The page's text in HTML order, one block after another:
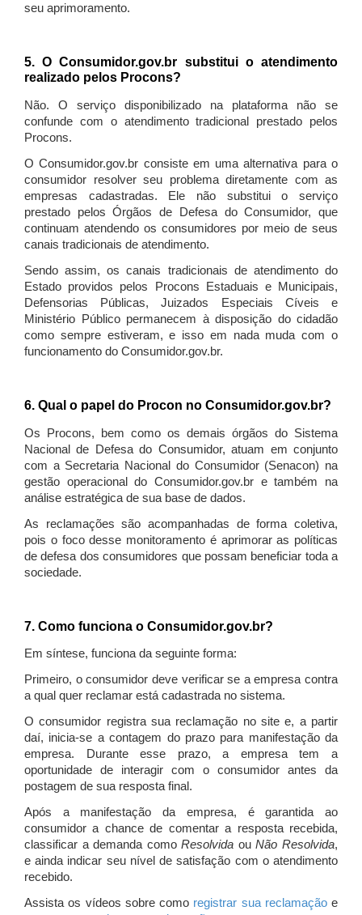
seu aprimoramento.
5. O Consumidor.gov.br substitui o atendimento
realizado pelos Procons?
Não. O serviço disponibilizado na plataforma não se
confunde com o atendimento tradicional prestado pelos
Procons.
O Consumidor.gov.br consiste em uma alternativa para o
consumidor resolver seu problema diretamente com as
empresas cadastradas. Ele não substitui o serviço
prestado pelos Órgãos de Defesa do Consumidor, que
continuam atendendo os consumidores por meio de seus
canais tradicionais de atendimento.
Sendo assim, os canais tradicionais de atendimento do
Estado providos pelos Procons Estaduais e Municipais,
Defensorias Públicas, Juizados Especiais Cíveis e
Ministério Público permanecem à disposição do cidadão
como sempre estiveram, e isso em nada muda com o
funcionamento do Consumidor.gov.br.
6. Qual o papel do Procon no Consumidor.gov.br?
Os Procons, bem como os demais órgãos do Sistema
Nacional de Defesa do Consumidor, atuam em conjunto
com a Secretaria Nacional do Consumidor (Senacon) na
gestão operacional do Consumidor.gov.br e também na
análise estratégica de sua base de dados.
As reclamações são acompanhadas de forma coletiva,
pois o foco desse monitoramento é aprimorar as políticas
de defesa dos consumidores que possam beneficiar toda a
sociedade.
7. Como funciona o Consumidor.gov.br?
Em síntese, funciona da seguinte forma:
Primeiro, o consumidor deve verificar se a empresa contra
a qual quer reclamar está cadastrada no sistema.
O consumidor registra sua reclamação no site e, a partir
daí, inicia-se a contagem do prazo para manifestação da
empresa. Durante esse prazo, a empresa tem a
oportunidade de interagir com o consumidor antes da
postagem de sua resposta final.
Após a manifestação da empresa, é garantida ao
consumidor a chance de comentar a resposta recebida,
classificar a demanda comoResolvida ouNão Resolvida,
e ainda indicar seu nível de satisfação com o atendimento
recebido.
Assista os vídeos sobre como registrar sua reclamaçãoe